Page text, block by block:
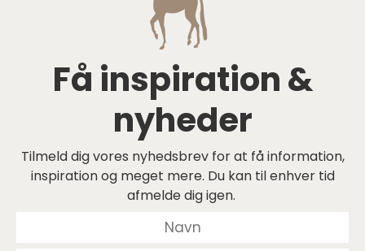
Få inspiration &
nyheder
Tilmeld dig vores nyhedsbrev for at få information,
inspiration og meget mere. Du kan til enhver tid
afmelde dig igen.